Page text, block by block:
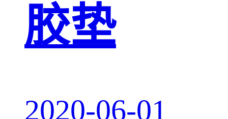
胶垫
2020-06-01